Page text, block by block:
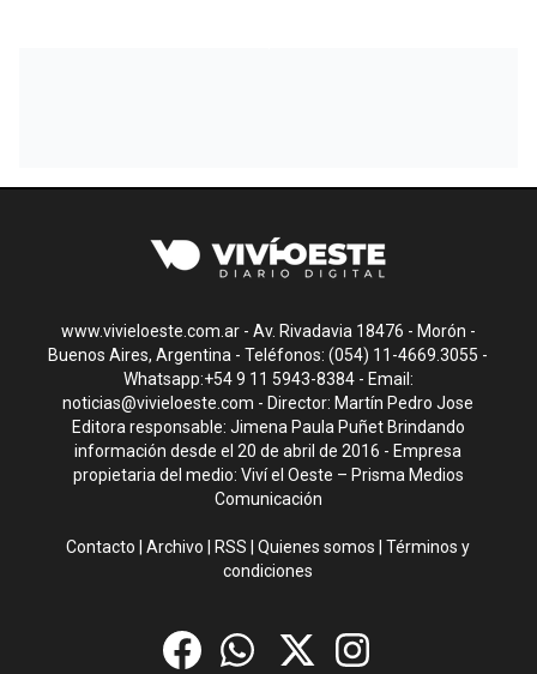
www.vivieloeste.com.ar - Av. Rivadavia 18476 - Morón -
Buenos Aires, Argentina - Teléfonos: (054) 11-4669.3055 -
Whatsapp:+54 9 11 5943-8384 - Email:
noticias@vivieloeste.com - Director: Martín Pedro Jose
Editora responsable: Jimena Paula Puñet Brindando
información desde el 20 de abril de 2016 - Empresa
propietaria del medio: Viví el Oeste – Prisma Medios
Comunicación
Contacto |Archivo RSS |Quienes somos |Términos y
condiciones